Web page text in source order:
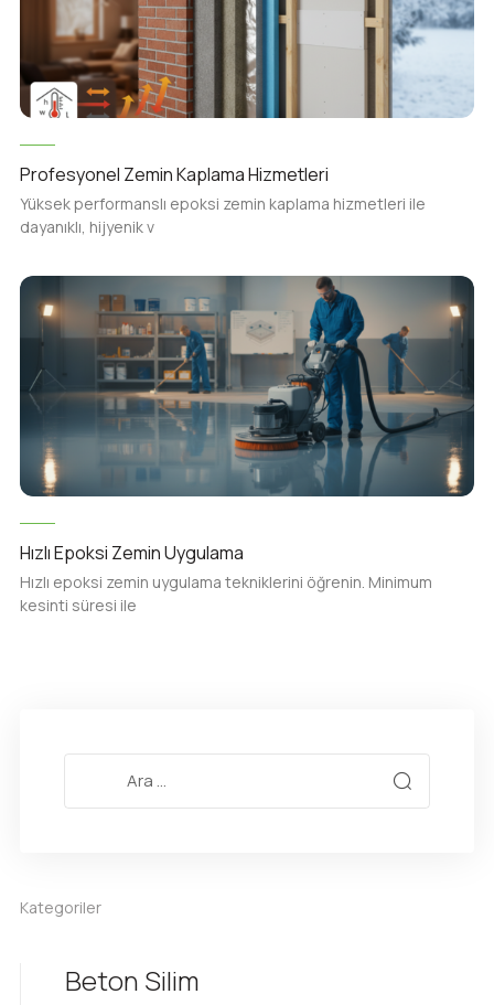
Profesyonel Zemin Kaplama Hizmetleri
Yüksek performanslı epoksi zemin kaplama hizmetleri ile
dayanıklı, hijyenik v
Hızlı Epoksi Zemin Uygulama
Hızlı epoksi zemin uygulama tekniklerini öğrenin. Minimum
kesinti süresi ile
Kategoriler
Beton Silim